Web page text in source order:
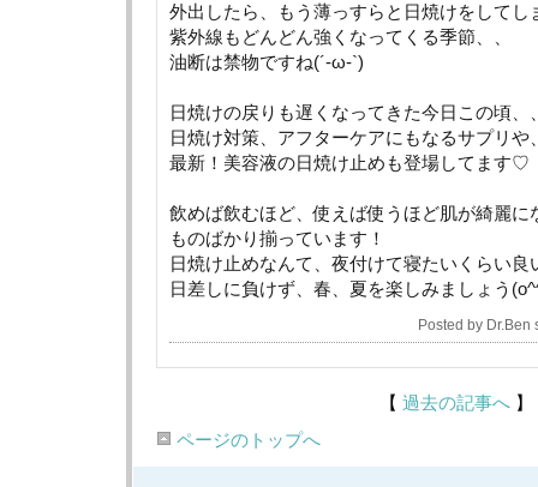
外出したら、もう薄っすらと日焼けをしてし
紫外線もどんどん強くなってくる季節、、
油断は禁物ですね(´-ω-`)
日焼けの戻りも遅くなってきた今日この頃、
日焼け対策、アフターケアにもなるサプリや
最新！美容液の日焼け止めも登場してます♡
飲めば飲むほど、使えば使うほど肌が綺麗に
ものばかり揃っています！
日焼け止めなんて、夜付けて寝たいくらい良
日差しに負けず、春、夏を楽しみましょう
Posted by
【 過去の記事へ 】
ページのトップへ